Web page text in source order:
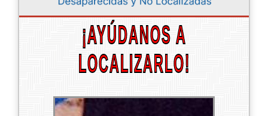
¡AYÚDANOS A
LOCALIZARLO!